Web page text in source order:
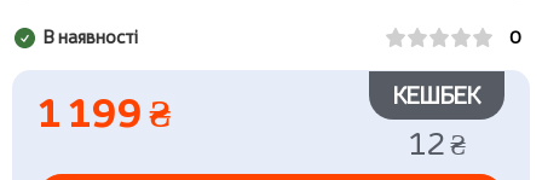
В наявності 0
1 199 ₴ КЕШБЕК
12 ₴